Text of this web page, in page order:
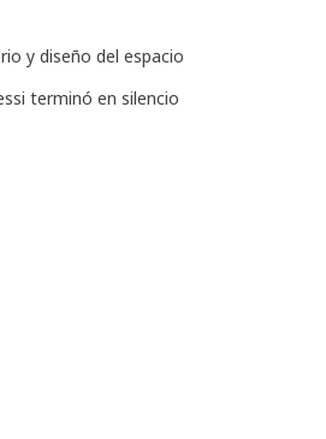
y diseño del espacio
terminó en silencio